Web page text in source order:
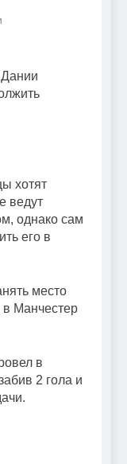
хотят
ведут
однако сам
его в
место
в Манчестер
в
2 гола и